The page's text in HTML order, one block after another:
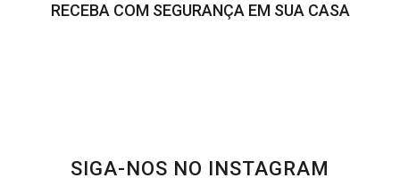
RECEBA COM SEGURANÇA EM SUA CASA
SIGA-NOS NO INSTAGRAM